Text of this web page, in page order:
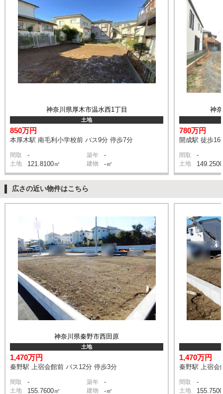
神奈川県厚木市温水西1丁目
土地
850万円
本厚木駅 南毛利小学校前 バス9分 停歩7分
間取 - 築年 -
土地 121.8100㎡ 建物 -㎡
神
780万円
開成駅 徒歩16
間取 -
土地
広さの近い物件はこちら
神奈川県秦野市西田原
土地
1,470万円
秦野駅 上宿会館前 バス12分 停歩3分
間取 - 築年 -
土地 155.7600㎡ 建物 -㎡
1,470万円
秦野駅 上宿会
間取 -
土地